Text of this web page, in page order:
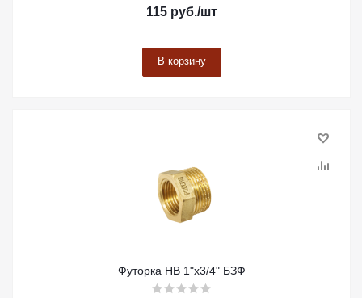
115 руб./шт
В корзину
Футорка НВ 1"х3/4" БЗФ